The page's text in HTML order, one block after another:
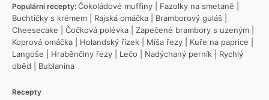
Populární recepty: Čokoládové muffiny Fazolky na smetaně
Buchtičky s krémem
Rajská omáčka Bramborový guláš
Cheesecake
Čočková polévka Zapečené brambory s uzeným
Koprová omáčka
Holandský řízek Míša řezy Kuře na paprice
Langoše
Hraběnčiny řezy Lečo Nadýchaný perník
Rychlý
oběd
Bublanina
Recepty